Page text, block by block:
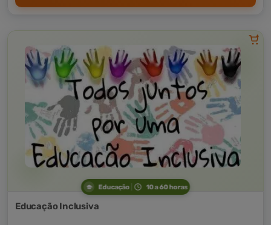
Educação 10 a 60 horas
Educação Inclusiva